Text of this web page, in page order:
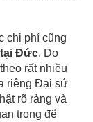
chi phí cũng
Đức. Do
rất nhiều
riêng Đại sứ
rõ ràng và
trọng để